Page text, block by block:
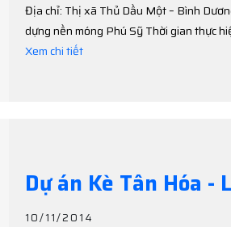
Địa chỉ: Thị xã Thủ Dầu Một – Bình
dựng nền móng Phú Sỹ Thời gian thực
Xem chi tiết
Dự án Kè Tân Hóa -
10/11/2014